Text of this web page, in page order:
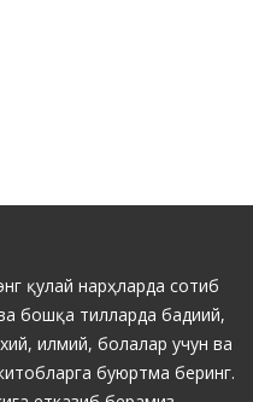
қулай нарҳларда сотиб
бошқа тилларда бадиий,
илмий, болалар учун ва
буюртма беринг.